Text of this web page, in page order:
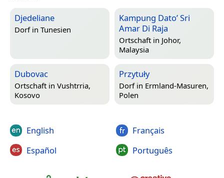
Djedeliane
Dorf in Tunesien
Kampung Dato’ Sri
Amar Di Raja
Ortschaft in Johor,
Malaysia
Dubovac
Ortschaft in Vushtrria,
Kosovo
Przytuły
Dorf in Ermland-Masuren,
Polen
English
Español
Français
Português